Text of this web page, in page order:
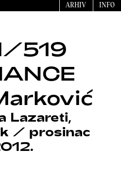
ARHIV INFO
519
Lazareti,
/ prosinac